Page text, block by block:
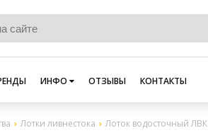
ИНФО ОТЗЫВЫ КОНТАКТЫ
Лотки ливнестока Лоток водосточный ЛВК